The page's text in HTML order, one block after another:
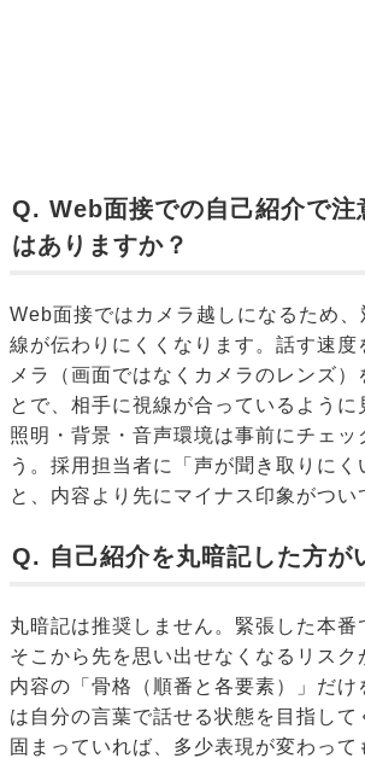
Q. Web面接での自己紹介で注
はありますか？
Web面接ではカメラ越しになるため、
線が伝わりにくくなります。話す速度
メラ（画面ではなくカメラのレンズ）
とで、相手に視線が合っているように
照明・背景・音声環境は事前にチェッ
う。採用担当者に「声が聞き取りにく
と、内容より先にマイナス印象がつい
Q. 自己紹介を丸暗記した方が
丸暗記は推奨しません。緊張した本番
そこから先を思い出せなくなるリスク
内容の「骨格（順番と各要素）」だけ
は自分の言葉で話せる状態を目指して
固まっていれば、多少表現が変わって